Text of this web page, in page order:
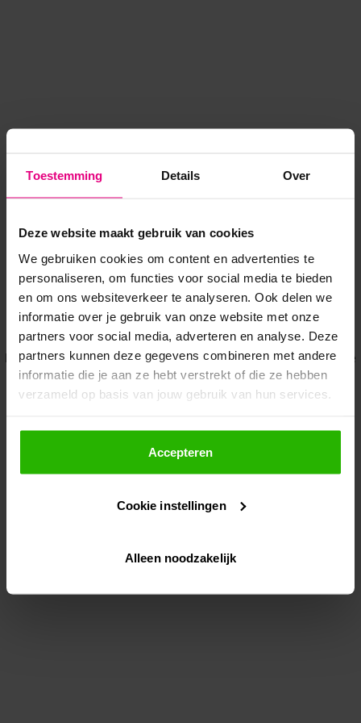
Toestemming Details Over
Deze website maakt gebruik van cookies
We gebruiken cookies om content en advertenties te
personaliseren, om functies voor social media te bieden
en om ons websiteverkeer te analyseren. Ook delen we
informatie over je gebruik van onze website met onze
partners voor social media, adverteren en analyse. Deze
partners kunnen deze gegevens combineren met andere
informatie die je aan ze hebt verstrekt of die ze hebben
verzameld op basis van jouw gebruik van hun services.
Als je op "Accepteer" klikt, dan geef je Voordeeluitjes.nl
toestemming om cookies voor social media en
gepersonaliseerde advertenties te plaatsen.
Lees hier meer over in onsprivacybeleid
Via "Cookie instellingen" kun je ook zelf instellen welke
Accepteren
Cookie instellingen
Alleen noodzakelijk
Application error: a client-side exception has occurred while
loadingwww.voordeeluitjes.nl (see the browser console for more
information).